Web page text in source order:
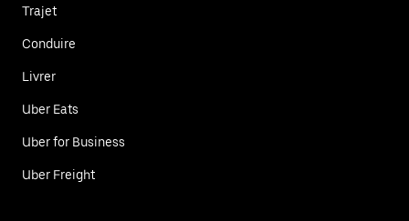
Trajet
Conduire
Livrer
Uber Eats
Uber for Business
Uber Freight